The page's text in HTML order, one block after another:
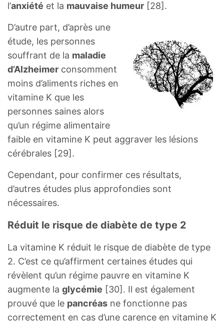
l’anxiété et la mauvaise humeur [28].
D’autre part, d’après une
étude, les personnes
souffrant de la maladie
d’Alzheimer consomment
moins d’aliments riches en
vitamine K que les
personnes saines alors
qu’un régime alimentaire
faible en vitamine K peut aggraver les lésions
cérébrales [29].
Cependant, pour confirmer ces résultats,
d’autres études plus approfondies sont
nécessaires.
Réduit le risque de diabète de type 2
La vitamine K réduit le risque de diabète de type
2. C’est ce qu’affirment certaines études qui
révèlent qu’un régime pauvre en vitamine K
augmente la glycémie [30]. Il est également
prouvé que le pancréas ne fonctionne pas
correctement en cas d’une carence en vitamine K